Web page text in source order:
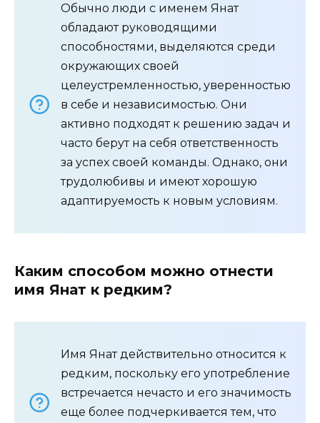
Обычно люди с именем Янат
обладают руководящими
способностями, выделяются среди
окружающих своей
целеустремленностью, уверенностью
в себе и независимостью. Они
активно подходят к решению задач и
часто берут на себя ответственность
за успех своей команды. Однако, они
трудолюбивы и имеют хорошую
адаптируемость к новым условиям.
Каким способом можно отнести
имя Янат к редким?
Имя Янат действительно относится к
редким, поскольку его употребление
встречается нечасто и его значимость
еще более подчеркивается тем, что